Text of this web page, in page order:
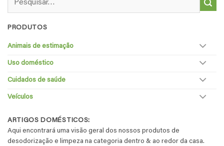
por:
PRODUTOS
Animais de estimação
Uso doméstico
Cuidados de saúde
Veículos
ARTIGOS DOMÉSTICOS:
Aqui encontrará uma visão geral dos nossos produtos de
desodorização e limpeza na categoria dentro & ao redor da casa.